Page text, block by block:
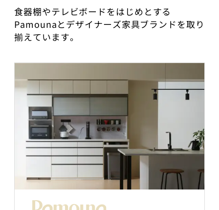
食器棚やテレビボードをはじめとする
Pamounaとデザイナーズ家具ブランドを取り
揃えています。